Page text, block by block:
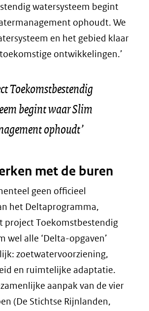
watersysteem begint
ophoudt. We
en het gebied klaar
ontwikkelingen.’
Toekomstbestendig
begint waar Slim
ophoudt’
met de buren
geen officieel
het Deltaprogramma,
project Toekomstbestendig
wel alle ‘Delta-opgaven’
zoetwatervoorziening,
en ruimtelijke adaptatie.
aanpak van de vier
(De Stichtse Rijnlanden,